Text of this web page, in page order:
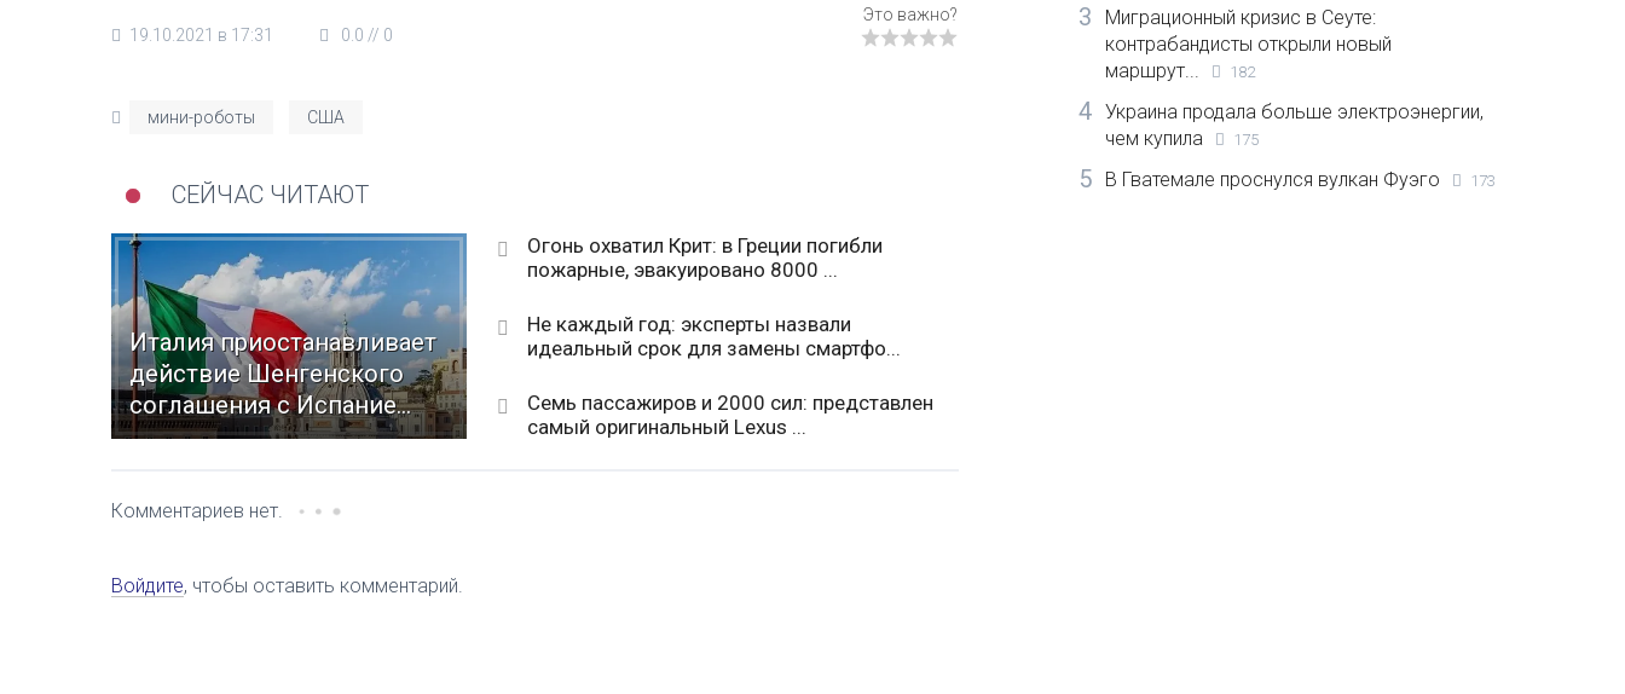
19.10.2021 в 17:31 0.0 // 0
мини-роботы США
СЕЙЧАС ЧИТАЮТ
Италия приостанавливает
действие Шенгенского
соглашения с Испание...
Огонь охватил Крит: в Греции погибли
пожарные, эвакуировано 8000 ...
Не каждый год: эксперты назвали
идеальный срок для замены смартфо...
Семь пассажиров и 2000 сил: представлен
самый оригинальный Lexus ...
Комментариев нет.
Войдите, чтобы оставить комментарий.
3
Миграционный кризис в Сеуте:
контрабандисты открыли новый
маршрут...
182
4
Украина продала больше электроэнергии,
чем купила
175
5 В Гватемале проснулся вулкан Фуэго 173